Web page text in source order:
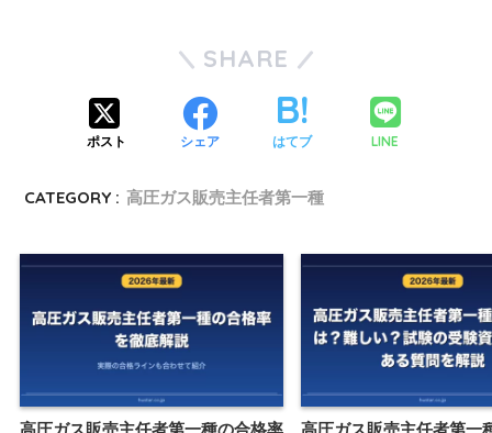
SHARE
ポスト シェア はてブ LINE
CATEGORY : 高圧ガス販売主任者第一種
高圧ガス販売主任者第一種の合格率 高圧ガス販売主任者第一